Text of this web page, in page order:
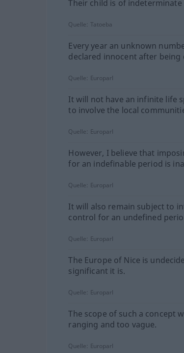
Their child is of indeterminate
Quelle: Tatoeba
Every year an unknown
declared innocent after being
Quelle: Europarl
It will not have an infinite life
to involve the local
Quelle: Europarl
However, I believe that
for an indefinable period is
Quelle: Europarl
It will also remain subject to
control for an undefined
Quelle: Europarl
The Europe of Nice is
significant it is.
Quelle: Europarl
The scope of such a concept
ranging and too vague.
Quelle: Europarl